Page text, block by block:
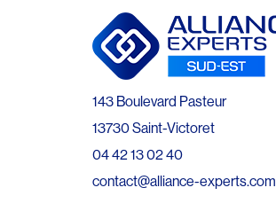
143 Boulevard Pasteur
13730 Saint-Victoret
04 42 13 02 40
contact@alliance-experts.com